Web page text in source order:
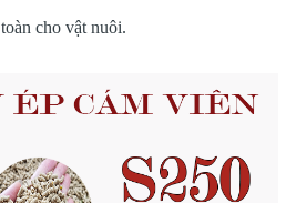
cho vật nuôi.